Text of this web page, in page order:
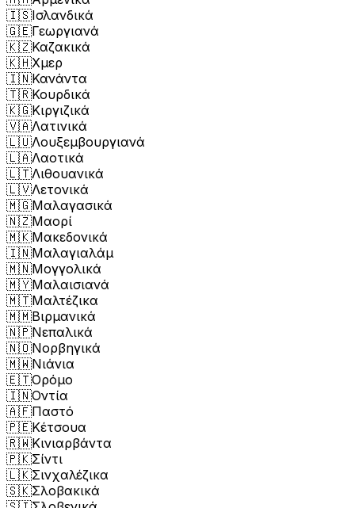
🇮🇸Ισλανδικά
🇬🇪Γεωργιανά
🇰🇿Καζακικά
🇰🇭Χμερ
🇮🇳Κανάντα
🇹🇷Κουρδικά
🇰🇬Κιργιζικά
🇻🇦Λατινικά
🇱🇺Λουξεμβουργιανά
🇱🇦Λαοτικά
🇱🇹Λιθουανικά
🇱🇻Λετονικά
🇲🇬Μαλαγασικά
🇳🇿Μαορί
🇲🇰Μακεδονικά
🇮🇳Μαλαγιαλάμ
🇲🇳Μογγολικά
🇲🇾Μαλαισιανά
🇲🇹Μαλτέζικα
🇲🇲Βιρμανικά
🇳🇵Νεπαλικά
🇳🇴Νορβηγικά
🇲🇼Νιάνια
🇪🇹Ορόμο
🇮🇳Οντία
🇦🇫Παστό
🇵🇪Κέτσουα
🇷🇼Κινιαρβάντα
🇵🇰Σίντι
🇱🇰Σινχαλέζικα
🇸🇰Σλοβακικά